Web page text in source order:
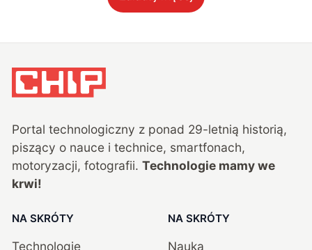
Portal technologiczny z ponad 29-letnią historią,
piszący o nauce i technice, smartfonach,
motoryzacji, fotografii. Technologie mamy we
krwi!
NA SKRÓTY
Technologie
NA SKRÓTY
Nauka